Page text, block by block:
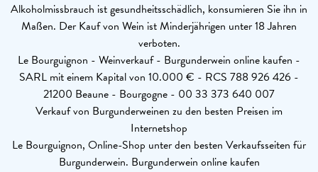
Alkoholmissbrauch ist gesundheitsschädlich, konsumieren Sie ihn in
Maßen. Der Kauf von Wein ist Minderjährigen unter 18 Jahren
verboten.
Le Bourguignon - Weinverkauf - Burgunderwein online kaufen -
SARL mit einem Kapital von 10.000 € - RCS 788 926 426 -
21200 Beaune - Bourgogne - 00 33 373 640 007
Verkauf von Burgunderweinen zu den besten Preisen im
Internetshop
Le Bourguignon, Online-Shop unter den besten Verkaufsseiten für
Burgunderwein. Burgunderwein online kaufen